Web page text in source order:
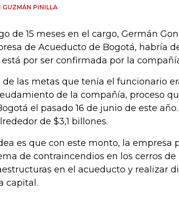
GUZMÁN PINILLA
de 15 meses en el cargo, Germán
de Acueducto de Bogotá, habría
por ser confirmada por la
de las metas que tenía el funcionario
de la compañía, proceso
el pasado 16 de junio de este
de $3,1 billones.
es que con este monto, la empresa
de contraincendios en los cerros
en el acueducto y realizar
capital.